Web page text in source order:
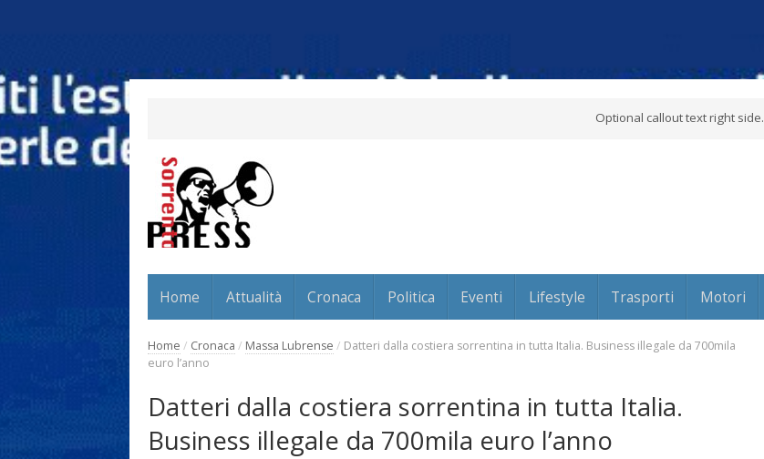
Optional callout text right side.
Home Attualità Cronaca Politica Eventi Lifestyle Trasporti Motori
Home / Cronaca / Massa Lubrense / Datteri dalla costiera sorrentina in tutta Italia. Business illegale da 700mila
euro l’anno
Datteri dalla costiera sorrentina in tutta Italia.
Business illegale da 700mila euro l’anno